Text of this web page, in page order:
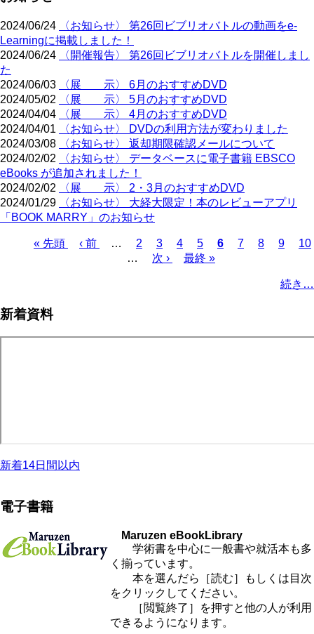
2024/06/24
〈お知らせ〉 第26回ビブリオバトルの動画をe-
Learningに掲載しました！
2024/06/24
〈開催報告〉 第26回ビブリオバトルを開催しまし
た
2024/06/03
〈展 示〉 6月のおすすめDVD
2024/05/02
〈展 示〉 5月のおすすめDVD
2024/04/04
〈展 示〉 4月のおすすめDVD
2024/04/01
〈お知らせ〉 DVDの利用方法が変わりました
2024/03/08
〈お知らせ〉 返却期限確認メールについて
2024/02/02
〈お知らせ〉 データベースに電子書籍 EBSCO
eBooks が追加されました！
2024/02/02
〈展 示〉 2・3月のおすすめDVD
2024/01/29
〈お知らせ〉 大経大限定！本のレビューアプリ
「BOOK MARRY」のお知らせ
り
先
« 先頭
前
‹ 前 … Page
2 Page
3 Page
4 Page
5
カ
6 Page
7 Page
8 Page
9
10
…
次
次 ›
最
最終 »
続き…
新着資料
新着14日間以内
電子書籍
Maruzen eBookLibrary
学術書を中心に一般書や就活本も多
く揃っています。
本を選んだら［読む］もしくは目次
をクリックしてください。
［閲覧終了］を押すと他の人が利用
できるようになります。